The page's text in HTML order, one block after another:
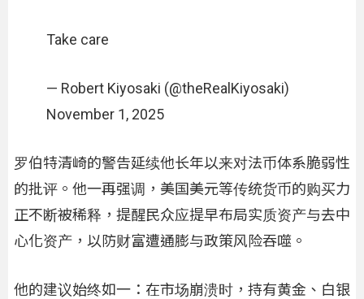
Take care
— Robert Kiyosaki (@theRealKiyosaki)
November 1, 2025
罗伯特清崎的警告延续他长年以来对法币体系脆弱性
的批评。他一再强调，美国美元等传统货币的购买力
正不断被稀释，提醒民众应提早布局实质资产与去中
心化资产，以防财富遭通膨与政策风险吞噬。
他的建议始终如一：在市场崩溃时，持有黄金、白银